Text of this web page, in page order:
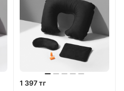
1 397 тг